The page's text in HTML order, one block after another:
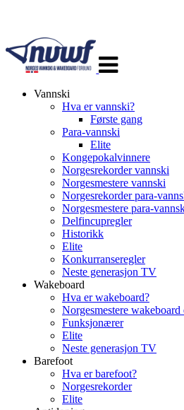
navigasjon
Vannski
Hva er vannski?
Første gang
Para-vannski
Elite
Kongepokalvinnere
Norgesrekorder vannski
Norgesmestere vannski
Norgesrekorder para-
Norgesmestere para-
Delfincupregler
Historikk
Elite
Konkurranseregler
Neste generasjon TV
Wakeboard
Hva er wakeboard?
Norgesmestere wakeboard
Funksjonærer
Elite
Neste generasjon TV
Barefoot
Hva er barefoot?
Norgesrekorder
Elite